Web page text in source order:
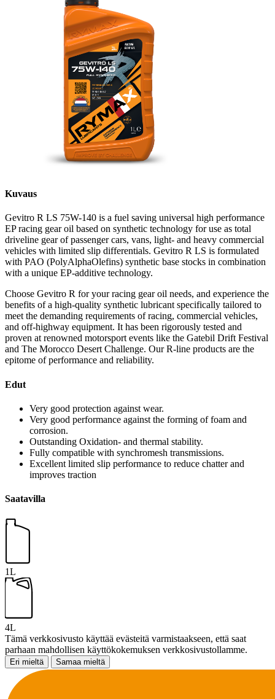
Kuvaus
Gevitro R LS 75W-140 is a fuel saving universal high performance
EP racing gear oil based on synthetic technology for use as total
driveline gear of passenger cars, vans, light- and heavy commercial
vehicles with limited slip differentials. Gevitro R LS is formulated
with PAO (PolyAlphaOlefins) synthetic base stocks in combination
with a unique EP-additive technology.
Choose Gevitro R for your racing gear oil needs, and experience the
benefits of a high-quality synthetic lubricant specifically tailored to
meet the demanding requirements of racing, commercial vehicles,
and off-highway equipment. It has been rigorously tested and
proven at renowned motorsport events like the Gatebil Drift Festival
and The Morocco Desert Challenge. Our R-line products are the
epitome of performance and reliability.
Edut
Very good protection against wear.
Very good performance against the forming of foam and
corrosion.
Outstanding Oxidation- and thermal stability.
Fully compatible with synchromesh transmissions.
Excellent limited slip performance to reduce chatter and
improves traction
Saatavilla
1L
4L
Tämä verkkosivusto käyttää evästeitä varmistaakseen, että saat
parhaan mahdollisen käyttökokemuksen verkkosivustollamme.
Eri mieltä Samaa mieltä